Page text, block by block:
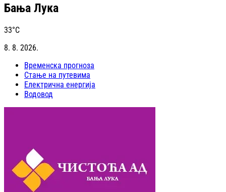
Бања Лука
33°C
8. 8. 2026.
Временска прогноза
Стање на путевима
Електрична енергија
Водовод